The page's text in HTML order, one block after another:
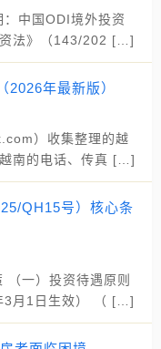
中国ODI境外投资
资法》（143/202 […]
2026年最新版）
）收集整理的越
南的电话、传真 […]
QH15号）核心条
一）投资待遇原则
3月1日生效） （ […]